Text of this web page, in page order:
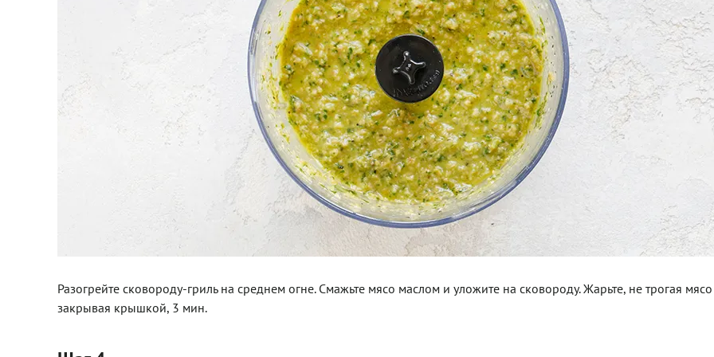
Разогрейте сковороду-гриль на среднем огне. Смажьте мясо маслом и уложите на сковороду. Жарьте, не трогая
закрывая крышкой, 3 мин.